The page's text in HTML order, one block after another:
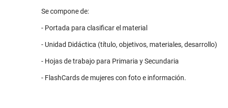
Se compone de:
- Portada para clasificar el material
- Unidad Didáctica (título, objetivos, materiales, desarrollo)
- Hojas de trabajo para Primaria y Secundaria
- FlashCards de mujeres con foto e información.